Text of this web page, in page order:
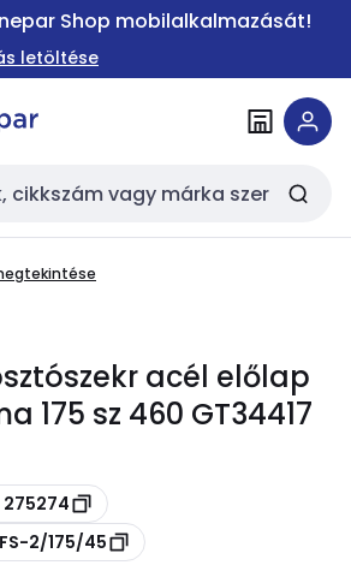
a
Shop mobilalkalmazását!
letöltése
acél előlap
175 sz 460 GT34417
2/175/45